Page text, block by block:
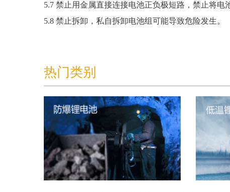
5.7 禁止用金属直接连接电池正负极短路，禁止将电
5.8 禁止拆卸，私自拆卸电池组可能导致危险发生。
热门类别